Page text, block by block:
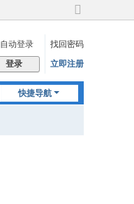
切
到
宽
自动登录
找回密码
登录 立即注册
快捷导航